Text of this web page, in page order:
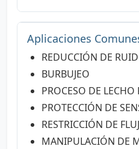
Aplicaciones
REDUCCIÓN DE
BURBUJEO
PROCESO DE
PROTECCIÓN DE
RESTRICCIÓN DE
MANIPULACIÓN DE